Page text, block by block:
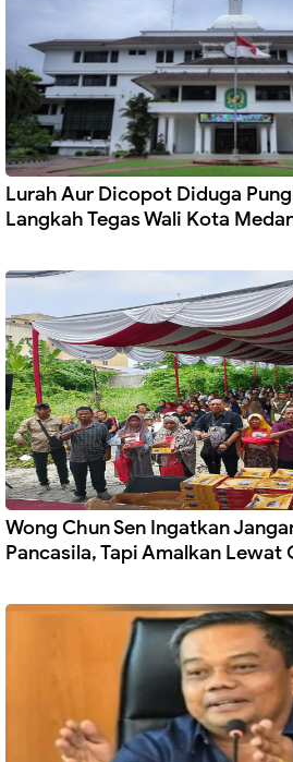
Lurah Aur Dicopot Diduga
Langkah Tegas Wali Kota
Wong Chun Sen Ingatkan
Pancasila, Tapi Amalkan Lewat